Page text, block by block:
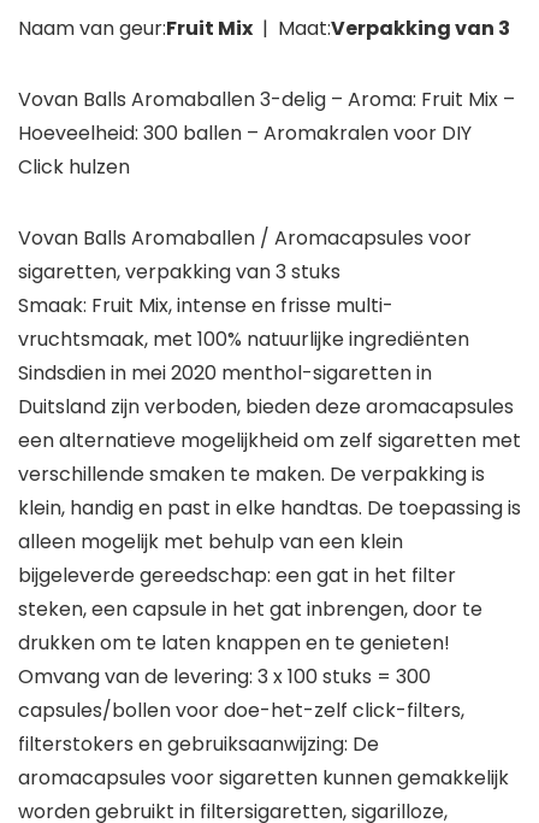
Naam van geur:Fruit Mix | Maat:Verpakking van 3
Vovan Balls Aromaballen 3-delig – Aroma: Fruit Mix –
Hoeveelheid: 300 ballen – Aromakralen voor DIY
Click hulzen
Vovan Balls Aromaballen / Aromacapsules voor
sigaretten, verpakking van 3 stuks
Smaak: Fruit Mix, intense en frisse multi-
vruchtsmaak, met 100% natuurlijke ingrediënten
Sindsdien in mei 2020 menthol-sigaretten in
Duitsland zijn verboden, bieden deze aromacapsules
een alternatieve mogelijkheid om zelf sigaretten met
verschillende smaken te maken. De verpakking is
klein, handig en past in elke handtas. De toepassing is
alleen mogelijk met behulp van een klein
bijgeleverde gereedschap: een gat in het filter
steken, een capsule in het gat inbrengen, door te
drukken om te laten knappen en te genieten!
Omvang van de levering: 3 x 100 stuks = 300
capsules/bollen voor doe-het-zelf click-filters,
filterstokers en gebruiksaanwijzing: De
aromacapsules voor sigaretten kunnen gemakkelijk
worden gebruikt in filtersigaretten, sigarilloze,